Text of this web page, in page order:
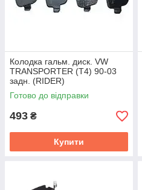
Колодка гальм. диск. VW
TRANSPORTER (T4) 90-03
задн. (RIDER)
RD.3323.DB1325
Готово до відправки
493 ₴
Купити